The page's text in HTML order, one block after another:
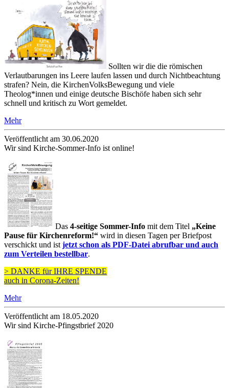
Sollten wir die die römischen
Verlautbarungen ins Leere laufen lassen und durch Nichtbeachtung
strafen? Nein, die KirchenVolksBewegung und viele
Theolog*innen und einige deutsche Bischöfe haben sich sehr
schnell und kritisch zu Wort gemeldet.
Mehr
Veröffentlicht am 30­.06.2020
Wir sind Kirche-Sommer-Info ist online!
Das 4-seitige Sommer-Info mit dem Titel „Keine
Pause für Kirchenreform!“ wird in diesen Tagen per Briefpost
verschickt und ist jetzt schon als PDF-Datei abrufbar und auch
zum Verteilen bestellbar.
> DANKE für IHRE SPENDE
auch in Corona-Zeiten!
Mehr
Veröffentlicht am 18­.05.2020
Wir sind Kirche-Pfingstbrief 2020